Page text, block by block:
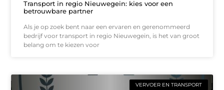
Transport in regio Nieuwegein: kies voor een
betrouwbare partner
Als je op zoek bent naar een ervaren en gerenommeerd
bedrijf voor transport in regio Nieuwegein, is het van groot
belang om te kiezen voor
VERVOER EN TRANSPORT